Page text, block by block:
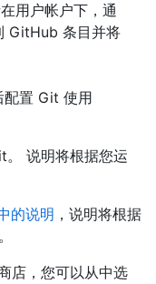
用户帐户下，通
GitHub 条目并将
置 Git 使用
。 说明将根据您运
的说明 ，说明将根据
店，您可以从中选